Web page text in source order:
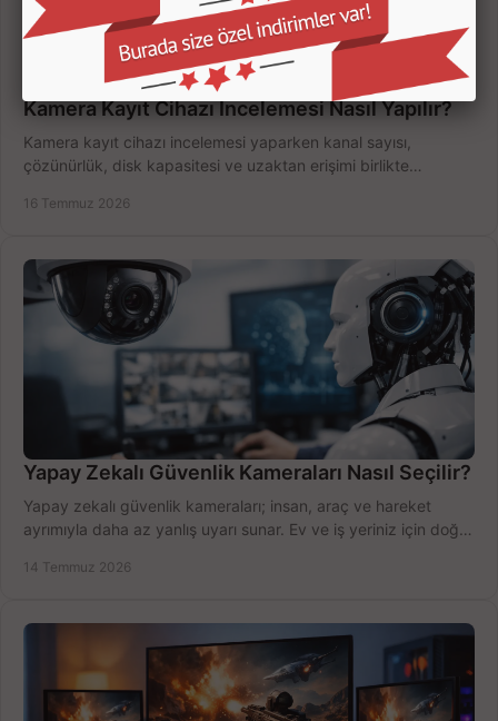
Kamera Kayıt Cihazı İncelemesi Nasıl Yapılır?
Kamera kayıt cihazı incelemesi yaparken kanal sayısı,
çözünürlük, disk kapasitesi ve uzaktan erişimi birlikte
16 Temmuz 2026
Yapay Zekalı Güvenlik Kameraları Nasıl Seçilir?
Yapay zekalı güvenlik kameraları; insan, araç ve hareket
ayrımıyla daha az yanlış uyarı sunar. Ev ve iş yeriniz için doğru
14 Temmuz 2026